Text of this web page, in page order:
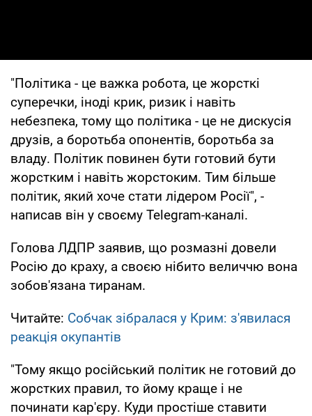
"Політика - це важка робота, це жорсткі
суперечки, іноді крик, ризик і навіть
небезпека, тому що політика - це не дискусія
друзів, а боротьба опонентів, боротьба за
владу. Політик повинен бути готовий бути
жорстким і навіть жорстоким. Тим більше
політик, який хоче стати лідером Росії", -
написав він у своєму Telegram-каналі.
Голова ЛДПР заявив, що розмазні довели
Росію до краху, а своєю нібито величчю вона
зобов'язана тиранам.
Читайте: Собчак зібралася у Крим: з'явилася
реакція окупантів
"Тому якщо російський політик не готовий до
жорстких правил, то йому краще і не
починати кар'єру. Куди простіше ставити